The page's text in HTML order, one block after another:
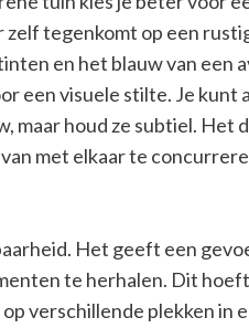
tegenkomt op een
en het blauw van een
een visuele stilte. Je
maar houd ze subtiel. Het
met elkaar te
Het geeft een
te herhalen. Dit
verschillende plekken in